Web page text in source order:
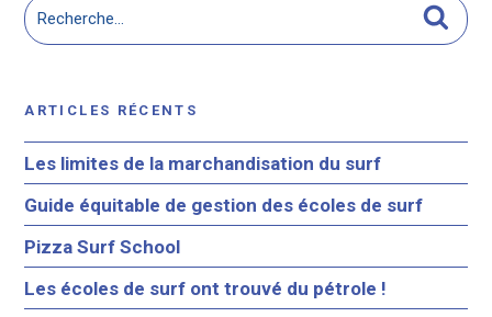
pour
ARTICLES RÉCENTS
Les limites de la marchandisation du surf
Guide équitable de gestion des écoles de surf
Pizza Surf School
Les écoles de surf ont trouvé du pétrole !